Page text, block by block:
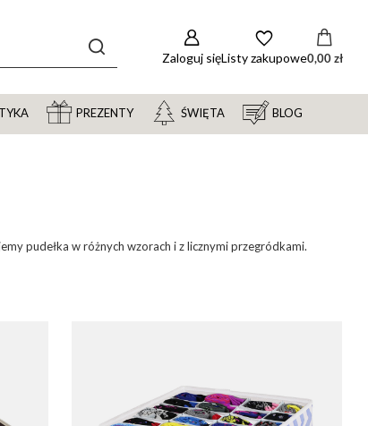
Zaloguj sięListy zakupowe0,00 zł
PREZENTY ŚWIĘTA BLOG
pudełka w różnych wzorach i z licznymi przegródkami.